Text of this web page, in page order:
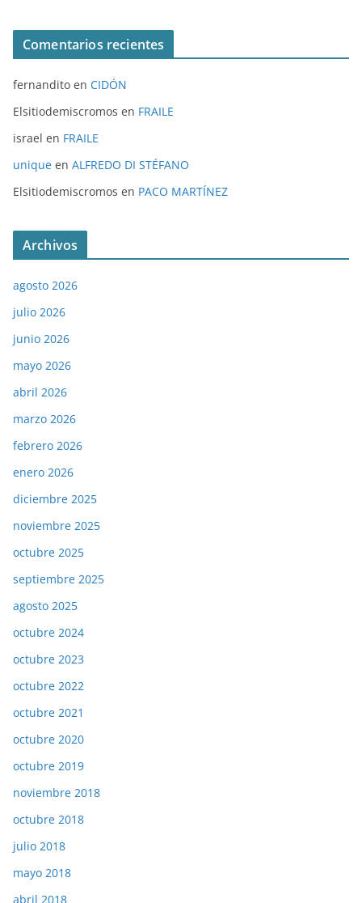
Comentarios recientes
fernandito en CIDÓN
Elsitiodemiscromos en FRAILE
israel en FRAILE
unique en ALFREDO DI STÉFANO
Elsitiodemiscromos en PACO MARTÍNEZ
Archivos
agosto 2026
julio 2026
junio 2026
mayo 2026
abril 2026
marzo 2026
febrero 2026
enero 2026
diciembre 2025
noviembre 2025
octubre 2025
septiembre 2025
agosto 2025
octubre 2024
octubre 2023
octubre 2022
octubre 2021
octubre 2020
octubre 2019
noviembre 2018
octubre 2018
julio 2018
mayo 2018
abril 2018